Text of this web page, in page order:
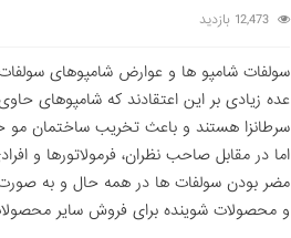
12,473 بازدید
سولفات شامپو ها و عوارض شامپوهای
عده زیادی بر این اعتقادند که شامپوهای
سرطانزا هستند و باعث تخریب ساختمان مو
اما در مقابل صاحب نظران، فرمولاتورها و
مضر بودن سولفات ها در همه حال و به صورت
و محصولات شوینده برای فروش سایر